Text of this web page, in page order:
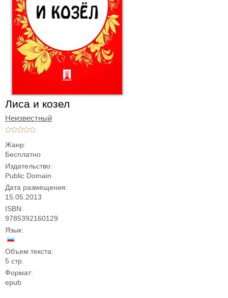
Лиса и козел
Неизвестный
Жанр:
Бесплатно
Издательство:
Public Domain
Дата размещения:
15.05.2013
ISBN:
9785392160129
Язык:
Объем текста:
5 стр.
Формат:
epub